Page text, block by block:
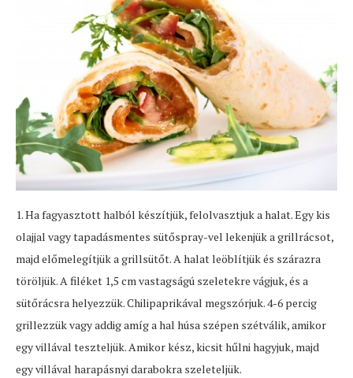
1. Ha fagyasztott halból készítjük, felolvasztjuk a halat. Egy kis
olajjal vagy tapadásmentes sütőspray-vel lekenjük a grillrácsot,
majd előmelegítjük a grillsütőt. A halat leöblítjük és szárazra
töröljük. A filéket 1,5 cm vastagságú szeletekre vágjuk, és a
sütőrácsra helyezzük. Chilipaprikával megszórjuk. 4-6 percig
grillezzük vagy addig amíg a hal húsa szépen szétválik, amikor
egy villával teszteljük. Amikor kész, kicsit hűlni hagyjuk, majd
egy villával harapásnyi darabokra szeleteljük.